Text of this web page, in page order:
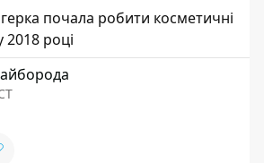
почала робити косметичні
році